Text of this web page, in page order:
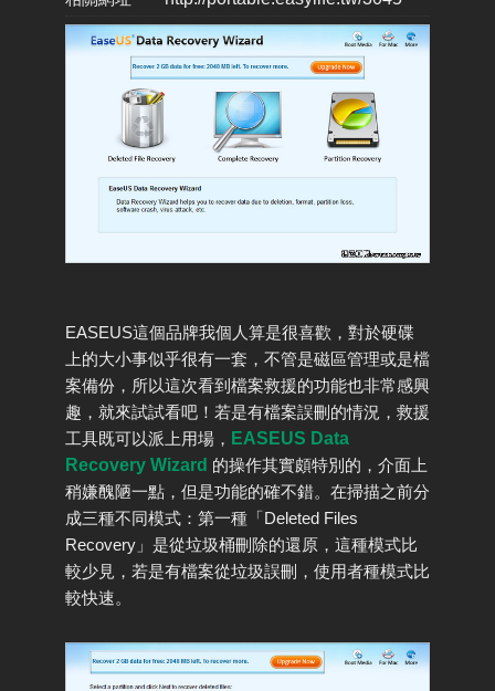
EASEUS這個品牌我個人算是很喜歡，對於硬碟
上的大小事似乎很有一套，不管是磁區管理或是檔
案備份，所以這次看到檔案救援的功能也非常感興
趣，就來試試看吧！若是有檔案誤刪的情況，救援
工具既可以派上用場， EASEUS Data
Recovery Wizard 的操作其實頗特別的，介面上
稍嫌醜陋一點，但是功能的確不錯。在掃描之前分
成三種不同模式：第一種「Deleted Files
Recovery」是從垃圾桶刪除的還原，這種模式比
較少見，若是有檔案從垃圾誤刪，使用者種模式比
較快速。